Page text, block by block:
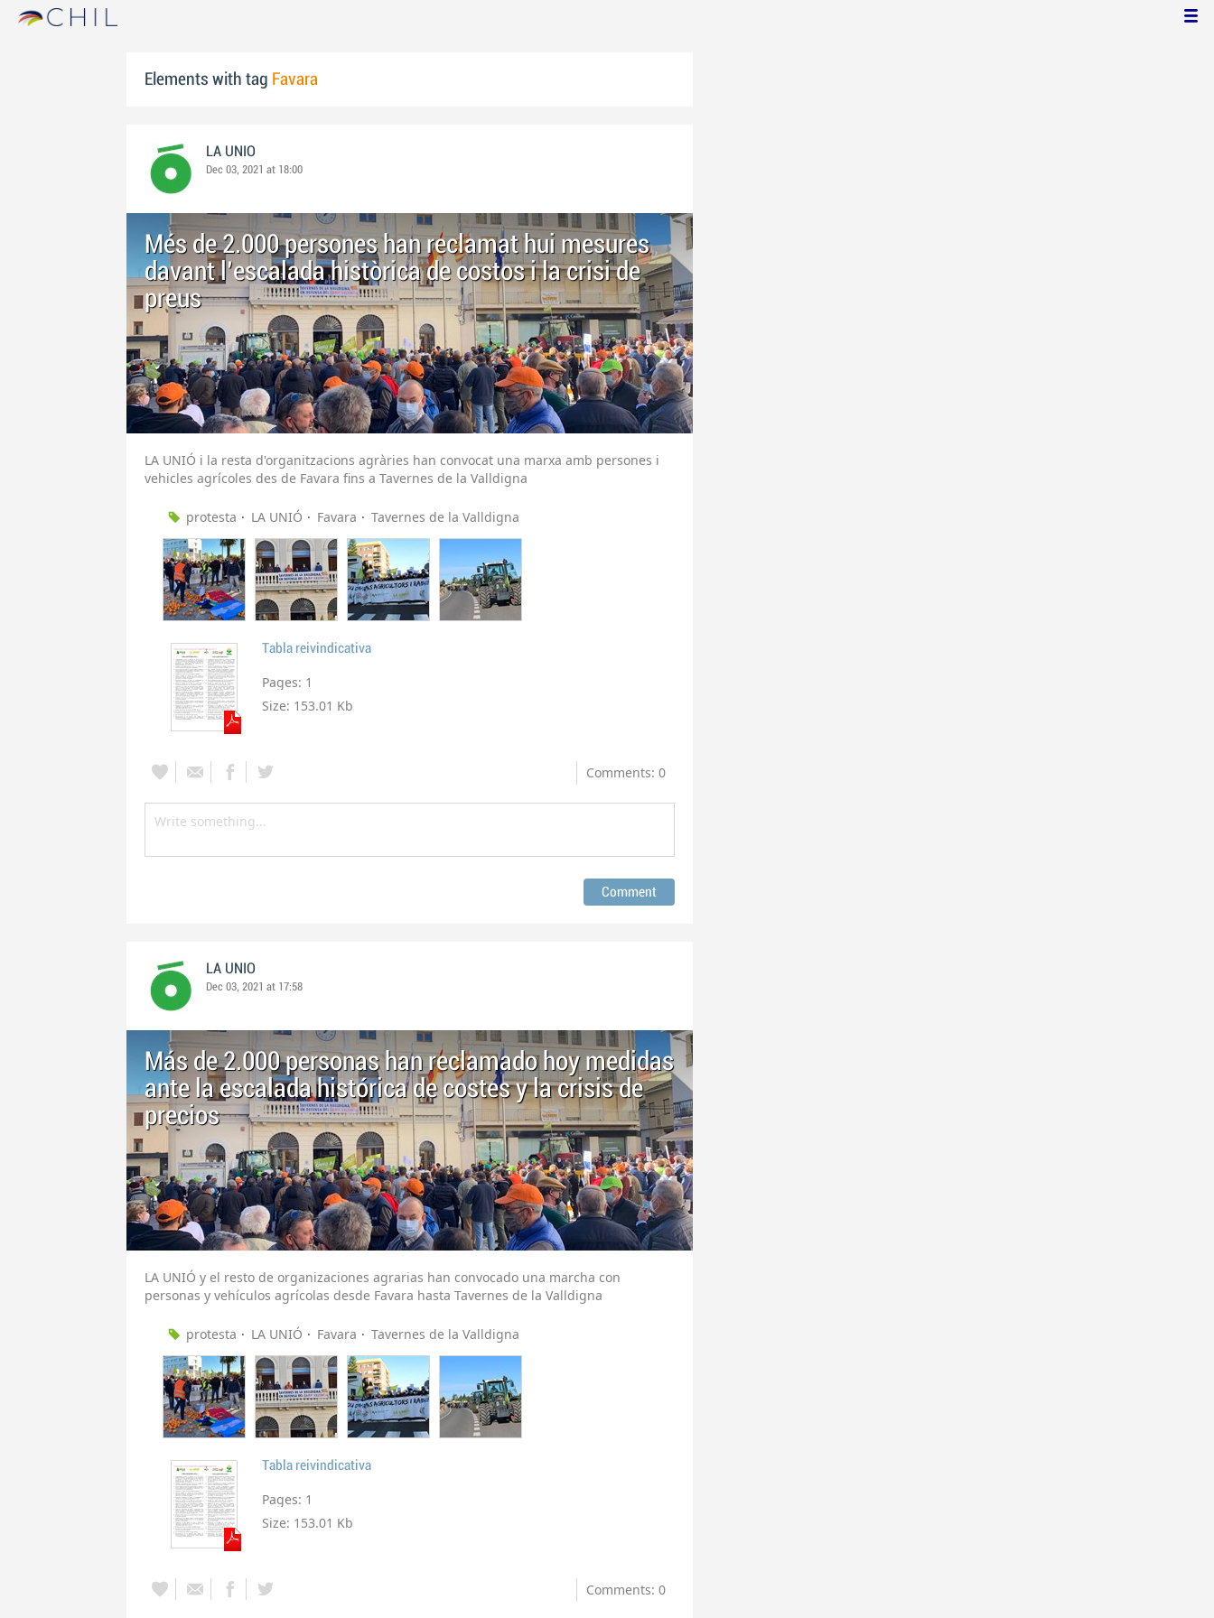
Elements with tag Favara
LA UNIO
Dec 03, 2021 at 18:00
Més de 2.000 persones han reclamat hui mesures
davant l'escalada històrica de costos i la crisi de
preus
LA UNIÓ i la resta d'organitzacions agràries han convocat una marxa amb persones i
vehicles agrícoles des de Favara fins a Tavernes de la Valldigna
protesta LA UNIÓ Favara Tavernes de la Valldigna
Tabla reivindicativa
Pages: 1
Size: 153.01 Kb
Comments: 0
LA UNIO
Dec 03, 2021 at 17:58
Más de 2.000 personas han reclamado hoy medidas
ante la escalada histórica de costes y la crisis de
precios
LA UNIÓ y el resto de organizaciones agrarias han convocado una marcha con
personas y vehículos agrícolas desde Favara hasta Tavernes de la Valldigna
protesta LA UNIÓ Favara Tavernes de la Valldigna
Tabla reivindicativa
Pages: 1
Size: 153.01 Kb
Comments: 0